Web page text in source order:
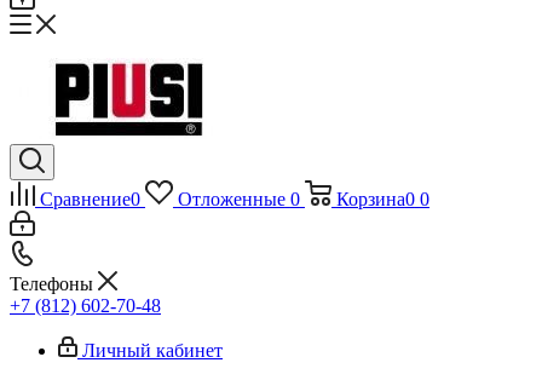
Сравнение0 Отложенные 0 Корзина0 0
Телефоны
+7 (812) 602-70-48
Личный кабинет